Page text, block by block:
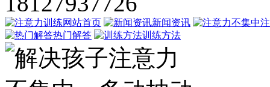
网站首页 新闻资讯
热门解答
训练方法